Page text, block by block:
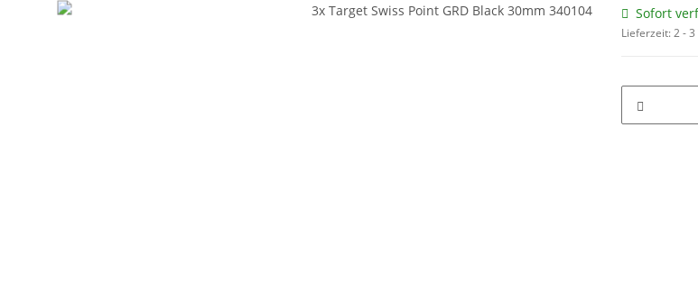
Sofort
Lieferzeit:2 -